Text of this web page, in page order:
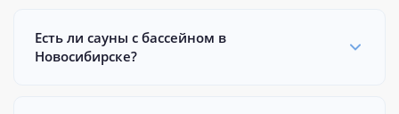
Есть ли сауны с бассейном в
Новосибирске?